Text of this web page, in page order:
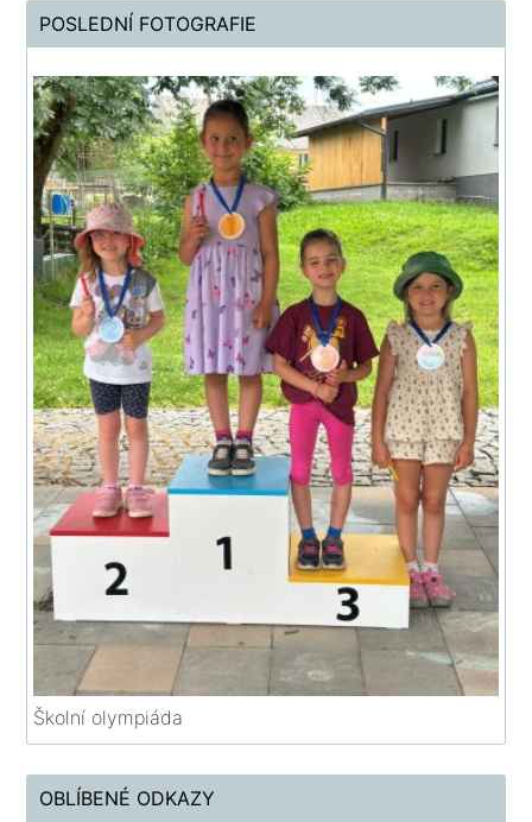
POSLEDNÍ FOTOGRAFIE
Školní olympiáda
OBLÍBENÉ ODKAZY